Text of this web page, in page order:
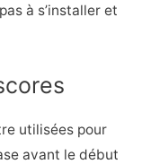
à s’installer et
utilisées pour
avant le début